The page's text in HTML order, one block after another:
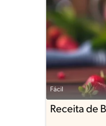
Fácil
Receita de